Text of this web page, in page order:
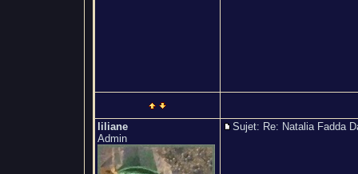
liliane
Admin
Sujet: Re: Natalia Fadda